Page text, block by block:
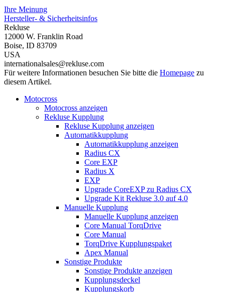
Ihre Meinung
Hersteller- & Sicherheitsinfos
Rekluse
12000 W. Franklin Road
Boise, ID 83709
USA
internationalsales@rekluse.com
Für weitere Informationen besuchen Sie bitte die Homepage zu
diesem Artikel.
Motocross
Motocross anzeigen
Rekluse Kupplung
Rekluse Kupplung anzeigen
Automatikkupplung
Automatikkupplung anzeigen
Radius CX
Core EXP
Radius X
EXP
Upgrade CoreEXP zu Radius CX
Upgrade Kit Rekluse 3.0 auf 4.0
Manuelle Kupplung
Manuelle Kupplung anzeigen
Core Manual TorqDrive
Core Manual
TorqDrive Kupplungspaket
Apex Manual
Sonstige Produkte
Sonstige Produkte anzeigen
Kupplungsdeckel
Kupplungskorb